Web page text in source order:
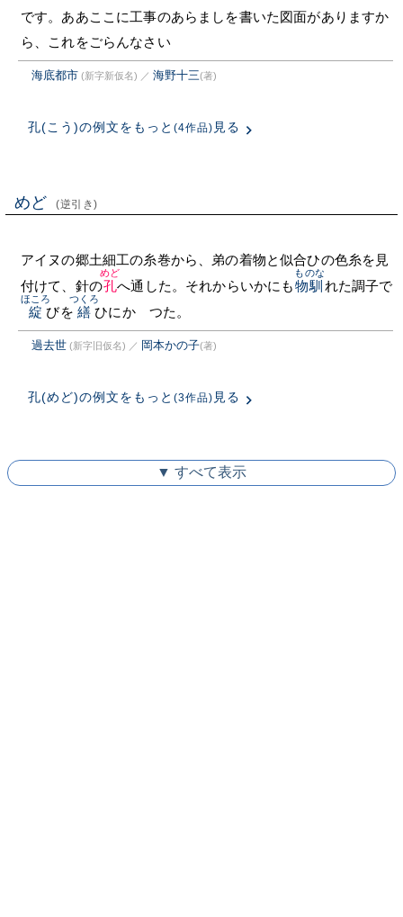
です。ああここに工事のあらましを書いた図面がありますか
ら、これをごらんなさい
海底都市 (新字新仮名) ／ 海野十三(著)
孔(こう)の例文をもっと (4作品) 見る
めど (逆引き)
アイヌの郷土細工の糸巻から、弟の着物と似合ひの色糸を見
付けて、針の孔
めど
へ通した。それからいかにも物馴
ものな
れた調子で
綻
ほころ
びを 繕
つくろ
ひにかゝつた。
過去世 (新字旧仮名) ／ 岡本かの子(著)
孔(めど)の例文をもっと (3作品) 見る
▼ すべて表示